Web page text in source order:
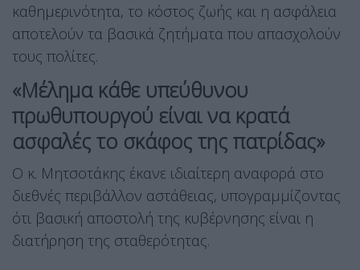
καθημερινότητα, το κόστος ζωής και η ασφάλεια
αποτελούν τα βασικά ζητήματα που απασχολούν
τους πολίτες.
«Μέλημα κάθε υπεύθυνου
πρωθυπουργού είναι να κρατά
ασφαλές το σκάφος της πατρίδας»
Ο κ. Μητσοτάκης έκανε ιδιαίτερη αναφορά στο
διεθνές περιβάλλον αστάθειας, υπογραμμίζοντας
ότι βασική αποστολή της κυβέρνησης είναι η
διατήρηση της σταθερότητας.